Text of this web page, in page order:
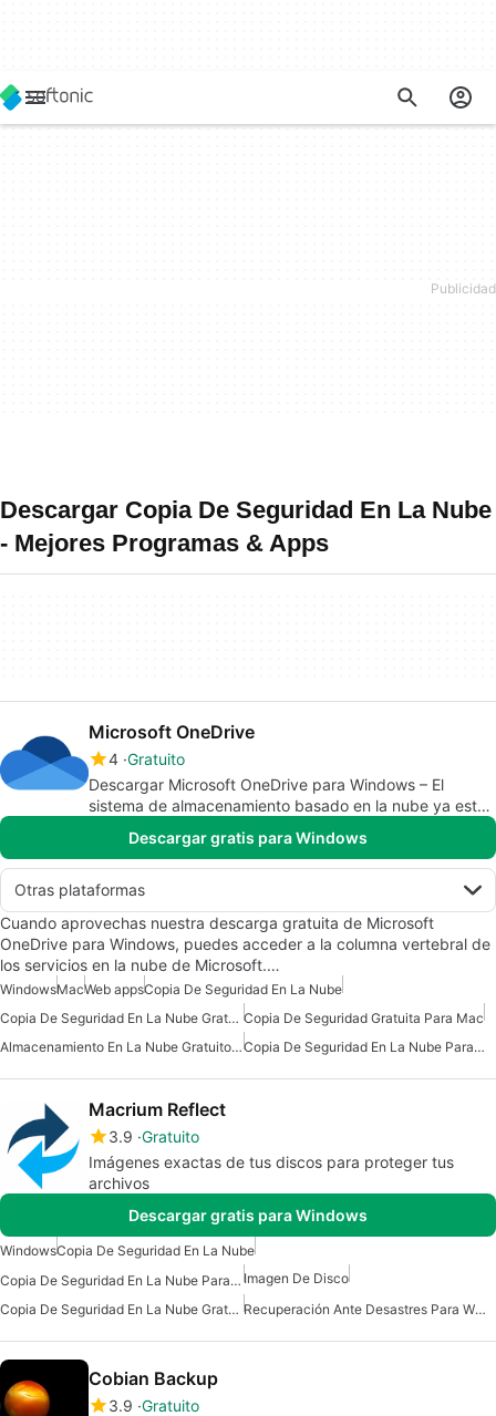
Descargar Copia De Seguridad En La Nube
- Mejores Programas & Apps
Microsoft OneDrive
4 Gratuito
Descargar Microsoft OneDrive para Windows – El
sistema de almacenamiento basado en la nube ya está
Descargar gratis para Windows
Otras plataformas
Cuando aprovechas nuestra descarga gratuita de Microsoft
OneDrive para Windows, puedes acceder a la columna vertebral de
los servicios en la nube de Microsoft.…
WindowsMacWeb appsCopia De Seguridad En La Nube
Copia De Seguridad En La Nube Gratuita Para Mac Copia De Seguridad Gratuita Para Mac
Almacenamiento En La Nube Gratuito Para Mac
Copia De Seguridad En La Nube Para Mac
Macrium Reflect
3.9 Gratuito
Imágenes exactas de tus discos para proteger tus
archivos
Descargar gratis para Windows
WindowsCopia De Seguridad En La Nube
Copia De Seguridad En La Nube Para Windows Imagen De Disco
Copia De Seguridad En La Nube Gratuita Para Windows
Recuperación Ante Desastres Para Windows
Cobian Backup
3.9 Gratuito